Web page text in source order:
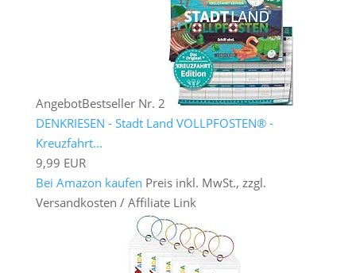
AngebotBestseller Nr. 2
DENKRIESEN - Stadt Land VOLLPFOSTEN® -
Kreuzfahrt...
9,99 EUR
Bei Amazon kaufen Preis inkl. MwSt., zzgl.
Versandkosten / Affiliate Link